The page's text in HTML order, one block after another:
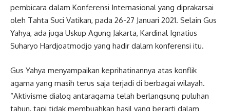
pembicara dalam Konferensi Internasional yang diprakarsai
oleh Tahta Suci Vatikan, pada 26-27 Januari 2021. Selain Gus
Yahya, ada juga Uskup Agung Jakarta, Kardinal Ignatius
Suharyo Hardjoatmodjo yang hadir dalam konferensi itu.
Gus Yahya menyampaikan keprihatinannya atas konflik
agama yang masih terus saja terjadi di berbagai wilayah.
“Aktivisme dialog antaragama telah berlangsung puluhan
tahun, tapi tidak membuahkan hasil yang berarti dalam